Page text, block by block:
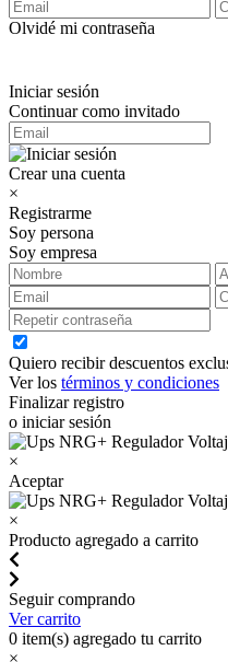
Olvidé mi contraseña
Iniciar sesión
Continuar como invitado
Crear una cuenta
×
Registrarme
Soy persona
Soy empresa
Quiero recibir descuentos
Ver los términos y condiciones
Finalizar registro
o iniciar sesión
×
Aceptar
×
Producto agregado a carrito
Seguir comprando
Ver carrito
0 item(s) agregado tu carrito
×